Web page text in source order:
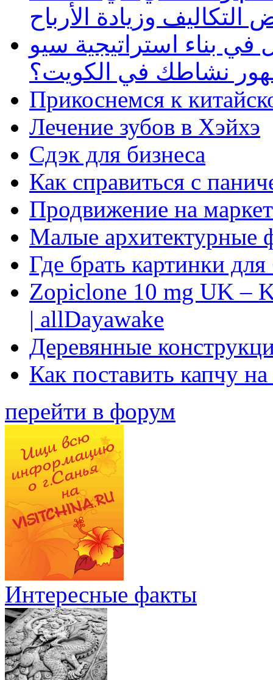
وزيادة الأرباح
بناء استراتيجية سيو
نشاطك في الكويت؟
Прикоснемся к
Лечение зубов в Хэйхэ
Сдэк для бизнеса
Как справиться с
Продвижение на
Малые архитектурные
Где брать картинки
Zopiclone 10 mg UK –
| allDayawake
Деревянные
Как поставить капчу
перейти в форум
Интересные факты